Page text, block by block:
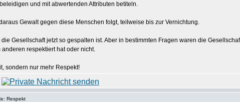
und mit abwertenden Attributen betiteln.
Gewalt gegen diese Menschen folgt, teilweise bis zur Vernichtung.
Gesellschaft jetzt so gespalten ist. Aber in bestimmten Fragen waren die
respektiert hat oder nicht.
sondern nur mehr Respekt!
Respekt